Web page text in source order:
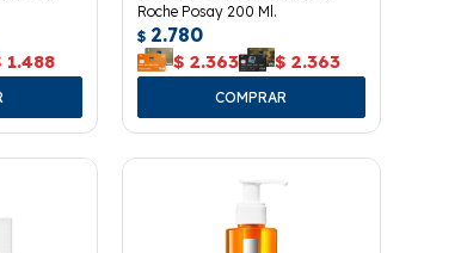
1.488
Roche Posay 200 Ml.
$ 2.780
$ 2.363 $ 2.363